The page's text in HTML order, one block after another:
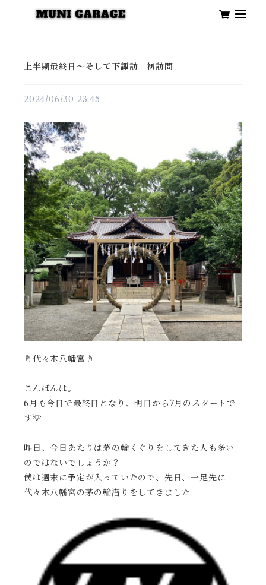
上半期最終日〜そして下諏訪 初訪問
2024/06/30 23:45
☝️代々木八幡宮☝️
こんばんは。
6月も今日で最終日となり、明日から7月のスタートで
す💡
昨日、今日あたりは茅の輪くぐりをしてきた人も多い
のではないでしょうか？
僕は週末に予定が入っていたので、先日、一足先に
代々木八幡宮の茅の輪潜りをしてきました